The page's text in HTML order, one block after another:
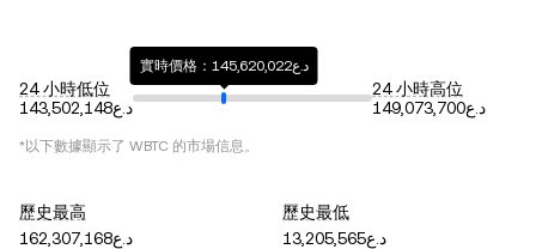
24 小時低位
د.ع143,502,148
實時價格：د.ع145,620,022
24 小時高位
د.ع149,073,700
*以下數據顯示了 WBTC 的市場信息。
歷史最高
د.ع162,307,168
歷史最低
د.ع13,205,565